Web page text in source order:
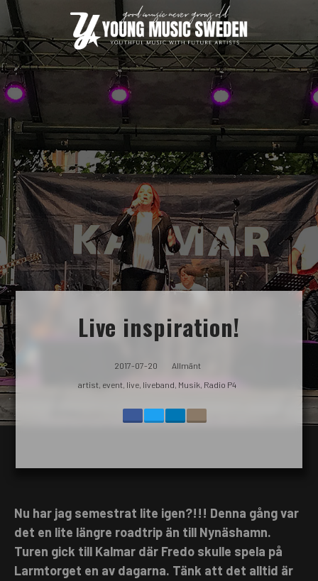
Live inspiration!
2017-07-20
Allmänt
artist, event, live, liveband, Musik, Radio P4
Nu har jag semestrat lite igen?!!! Denna gång var
det en lite längre roadtrip än till Nynäshamn.
Turen gick till Kalmar där Fredo skulle spela på
Larmtorget en av dagarna. Tänk att det alltid är